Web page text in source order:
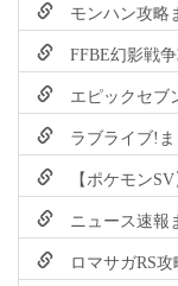
モンハン攻略
FFBE幻影戦
エピックセブ
ラブライブ!ま
【ポケモンSV
ニュース速報
ロマサガRS攻